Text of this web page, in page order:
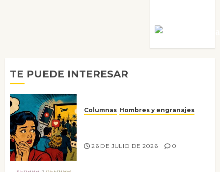
TE PUEDE INTERESAR
Columnas Hombres y engranajes
26 DE JULIO DE 2026 0